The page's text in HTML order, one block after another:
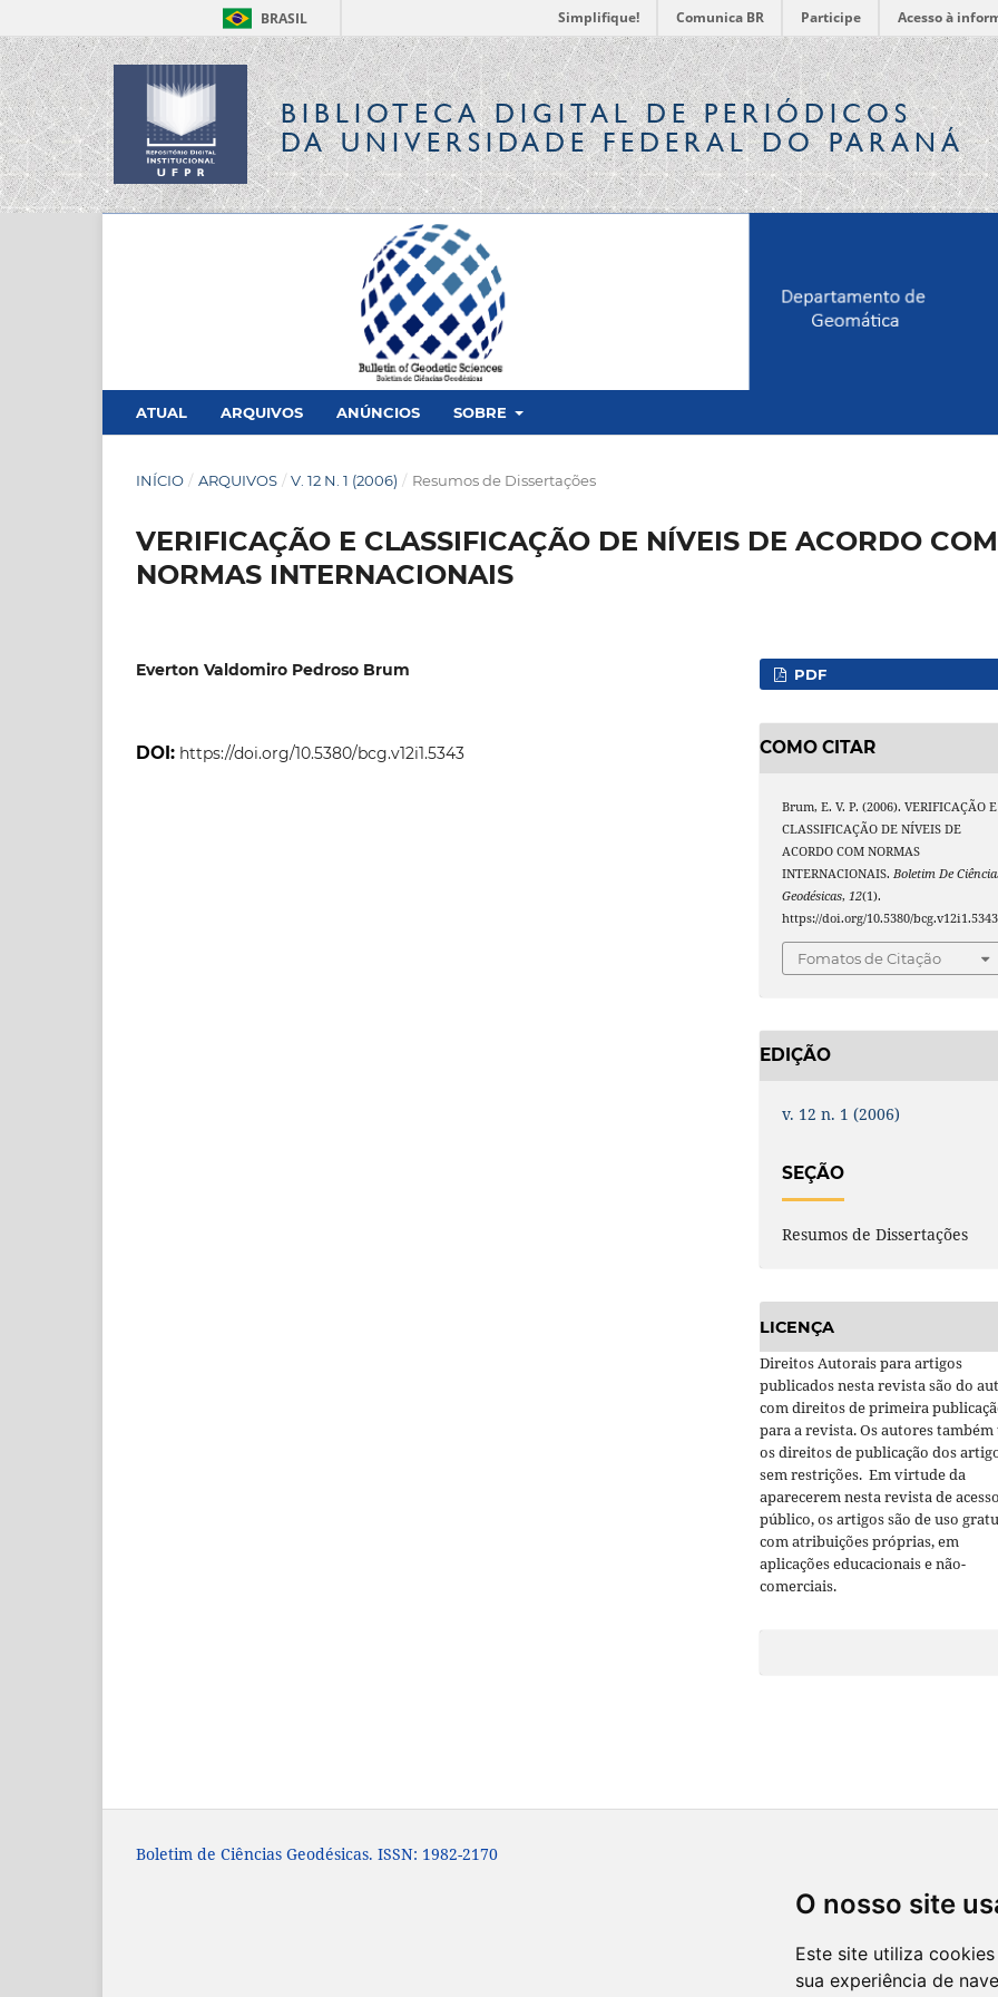
O nosso site
Este site utiliza
sua experiência de
BRASIL Simplifique! Comunica BR Participe Acesso à
BIBLIOTECA DIGITALDE PERIÓDICOS
DA UNIVERSIDADE FEDERAL DO PARANÁ
ATUAL ARQUIVOS ANÚNCIOS SOBRE
INÍCIO / ARQUIVOS / V. 12 N. 1 (2006) / Resumos de Dissertações
VERIFICAÇÃO E CLASSIFICAÇÃO DE NÍVEIS DE ACORDO COM
NORMAS INTERNACIONAIS
Everton Valdomiro Pedroso Brum
DOI: https://doi.org/10.5380/bcg.v12i1.5343
PDF
COMO CITAR
Brum, E. V. P. (2006). VERIFICAÇÃO E
CLASSIFICAÇÃO DE NÍVEIS DE
ACORDO COM NORMAS
INTERNACIONAIS.Boletim De
Geodésicas,12(1).
https://doi.org/10.5380/bcg.v12i1.5343
Fomatos de Citação
EDIÇÃO
v. 12 n. 1 (2006)
SEÇÃO
Resumos de Dissertações
LICENÇA
Direitos Autorais para artigos
publicados nesta revista são do
com direitos de primeira
para a revista. Os autores também
os direitos de publicação dos
sem restrições. Em virtude da
aparecerem nesta revista de acesso
público, os artigos são de uso
com atribuições próprias, em
aplicações educacionais e não-
comerciais.
Boletim de Ciências Geodésicas. ISSN: 1982-2170